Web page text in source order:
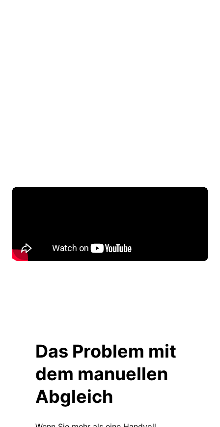
Das Problem mit
dem manuellen
Abgleich